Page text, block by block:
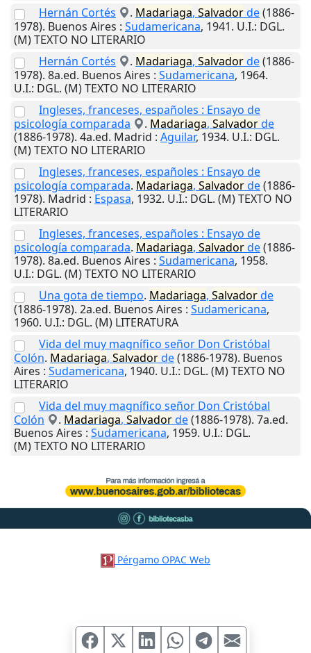
Hernán Cortés
. Madariaga, Salvadorde(1886-
1978). Buenos Aires : Sudamericana, 1941. U.I.: DGL.
(M) TEXTO NO LITERARIO
Hernán Cortés
. Madariaga, Salvadorde(1886-
1978). 8a.ed. Buenos Aires : Sudamericana, 1964.
U.I.: DGL. (M) TEXTO NO LITERARIO
Ingleses, franceses, españoles : Ensayo de
psicología comparada
. Madariaga, Salvadorde
(1886-1978). 4a.ed. Madrid : Aguilar, 1934. U.I.: DGL.
(M) TEXTO NO LITERARIO
Ingleses, franceses, españoles : Ensayo de
psicología comparada. Madariaga, Salvadorde(1886-
1978). Madrid : Espasa, 1932. U.I.: DGL. (M) TEXTO NO
LITERARIO
Ingleses, franceses, españoles : Ensayo de
psicología comparada. Madariaga, Salvadorde(1886-
1978). 8a.ed. Buenos Aires : Sudamericana, 1958.
U.I.: DGL. (M) TEXTO NO LITERARIO
Una gota de tiempo. Madariaga, Salvadorde
(1886-1978). 2a.ed. Buenos Aires : Sudamericana,
1960. U.I.: DGL. (M) LITERATURA
Vida del muy magnífico señor Don Cristóbal
Colón. Madariaga, Salvadorde(1886-1978). Buenos
Aires : Sudamericana, 1940. U.I.: DGL. (M) TEXTO NO
LITERARIO
Vida del muy magnífico señor Don Cristóbal
Colón
. Madariaga, Salvadorde(1886-1978). 7a.ed.
Buenos Aires : Sudamericana, 1959. U.I.: DGL.
(M) TEXTO NO LITERARIO
Pérgamo OPAC Web